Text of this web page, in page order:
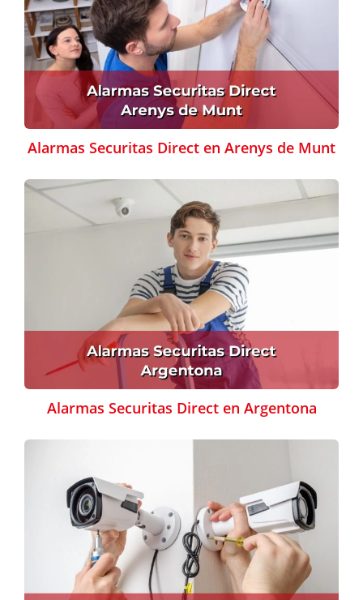
Alarmas Securitas Direct en Arenys de Munt
Alarmas Securitas Direct en Argentona